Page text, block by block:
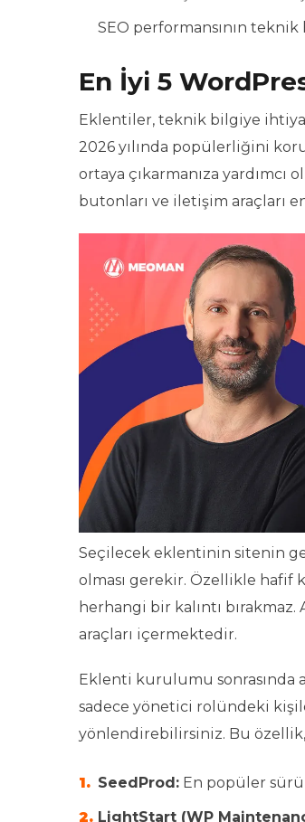
SEO performansının
En İyi 5
Eklentiler, teknik bilgiye
2026 yılında popülerliğini
ortaya çıkarmanıza yardımcı
butonları ve iletişim araçları
Seçilecek eklentinin sitenin
olması gerekir. Özellikle hafif
herhangi bir kalıntı
araçları içermektedir.
Eklenti kurulumu
sadece yönetici rolündeki
yönlendirebilirsiniz. Bu özellik,
SeedProd: En popüler
LightStart (WP